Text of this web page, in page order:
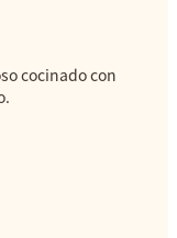
cocinado con